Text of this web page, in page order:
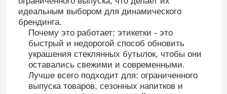
идеальным выбором для динамического
брендинга.
Почему это работает: этикетки - это
быстрый и недорогой способ обновить
украшения стеклянных бутылок, чтобы они
оставались свежими и современными.
Лучше всего подходит для: ограниченного
выпуска товаров, сезонных напитков и